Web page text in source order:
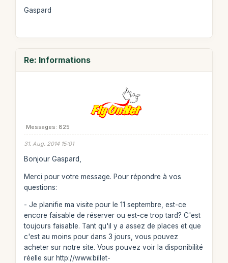
Gaspard
Re: Informations
Messages: 825
31. Aug. 2014 15:01
Bonjour Gaspard,
Merci pour votre message. Pour répondre à vos
questions:
- Je planifie ma visite pour le 11 septembre, est-ce
encore faisable de réserver ou est-ce trop tard? C'est
toujours faisable. Tant qu'il y a assez de places et que
c'est au moins pour dans 3 jours, vous pouvez
acheter sur notre site. Vous pouvez voir la disponibilité
réelle sur http://www.billet-